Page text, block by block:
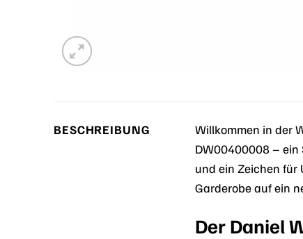
BESCHREIBUNG Willkommen in der
DW00400008 –
und ein Zeichen für
Garderobe auf ein
Der Daniel